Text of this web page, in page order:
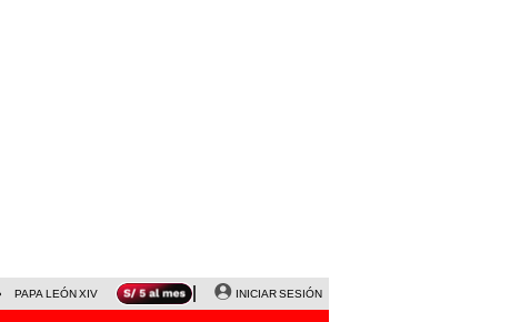
PAPA LEÓN XIV NALDY SALDAÑA LA BELLA LUZ
INICIAR SESIÓN